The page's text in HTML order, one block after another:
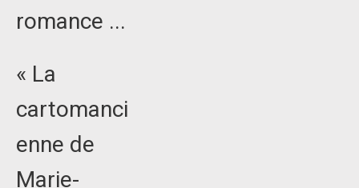
romance ...
« La
cartomanci
enne de
Marie-